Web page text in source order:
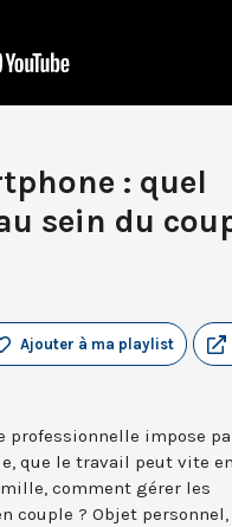
: quel
sein du
Ajouter à ma playlist
professionnelle impose
que le travail peut vite
comment gérer les
couple ? Objet personnel,